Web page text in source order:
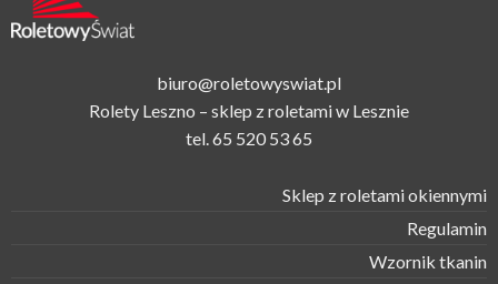
biuro@roletowyswiat.pl
Rolety Leszno – sklep z roletami w Lesznie
tel.65 520 53 65
Sklep z roletami okiennymi
Regulamin
Wzornik tkanin